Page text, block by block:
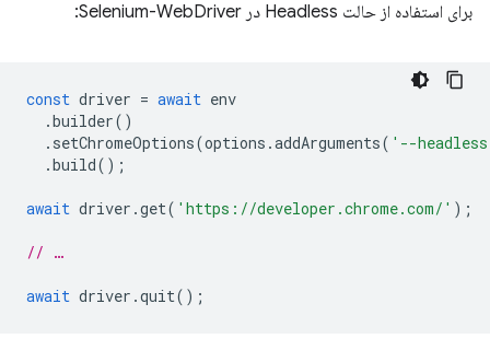
برای استفاده از حالت Headless در Selenium-WebDriver:
const driver = await env
.builder()
. setChromeOptions(options .addArguments( '--
.build();
await driver .get( 'https://developer.chrome.com/' );
// …
await driver .quit();